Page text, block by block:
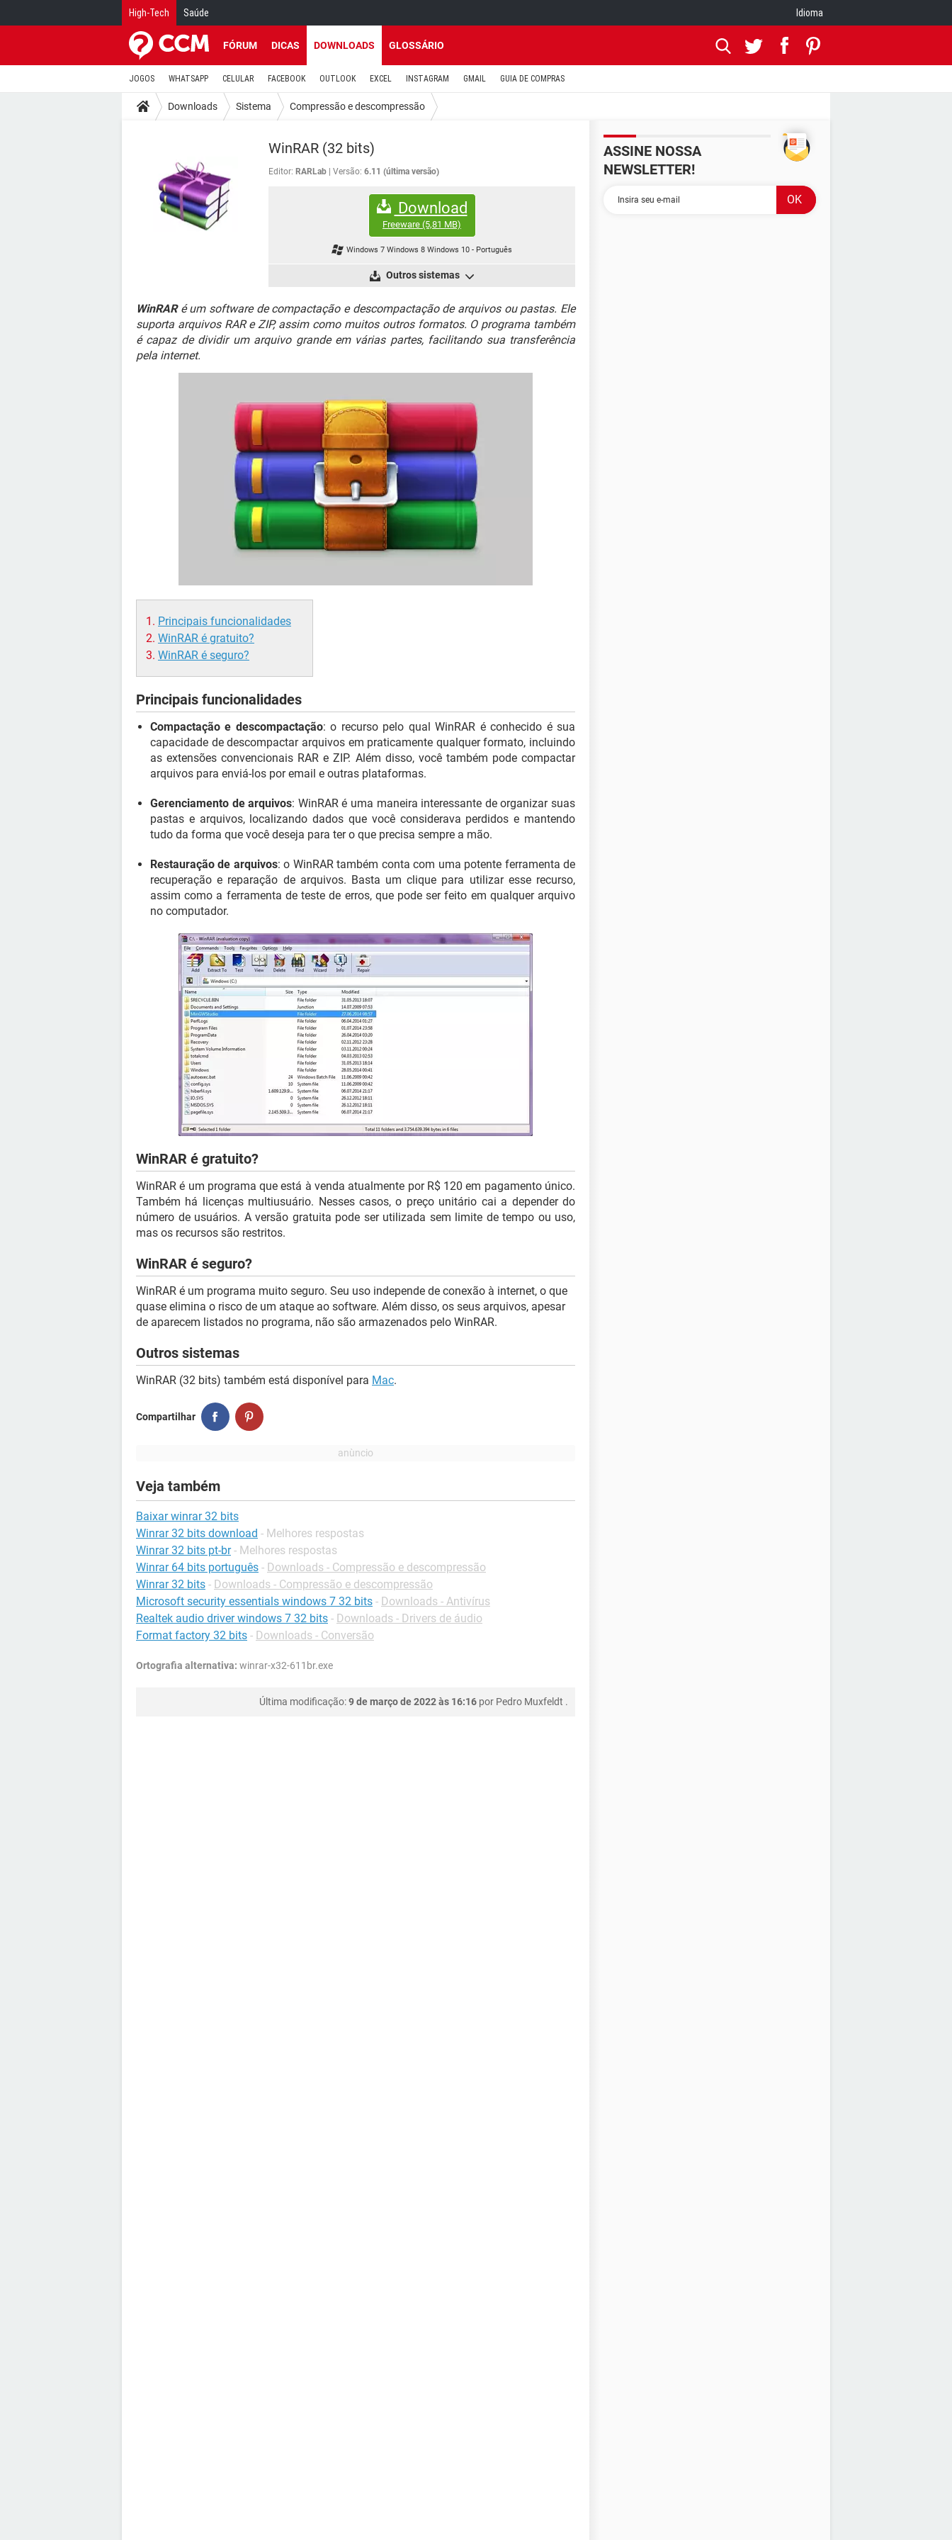
High-Tech Saúde Idioma
FÓRUM DICAS DOWNLOADS GLOSSÁRIO
JOGOS WHATSAPP CELULAR FACEBOOK OUTLOOK EXCEL INSTAGRAM GMAIL GUIA DE COMPRAS
Downloads Sistema Compressão e descompressão
WinRAR (32 bits)
Editor: RARLab Versão: 6.11 (última versão)
Download
Freeware (5,81 MB)
Windows 7 Windows 8 Windows 10 - Português
Outros sistemas
WinRARé um software de compactação e descompactação de arquivos ou pastas. Ele
suporta arquivos RAR e ZIP, assim como muitos outros formatos. O programa também
é capaz de dividir um arquivo grande em várias partes, facilitando sua transferência
pela internet.
Principais funcionalidades
WinRAR é gratuito?
WinRAR é seguro?
Principais funcionalidades
Compactação e descompactação: o recurso pelo qual WinRAR é conhecido é sua
capacidade de descompactar arquivos em praticamente qualquer formato, incluindo
as extensões convencionais RAR e ZIP. Além disso, você também pode compactar
arquivos para enviá-los por email e outras plataformas.
Gerenciamento de arquivos: WinRAR é uma maneira interessante de organizar suas
pastas e arquivos, localizando dados que você considerava perdidos e mantendo
tudo da forma que você deseja para ter o que precisa sempre a mão.
Restauração de arquivos: o WinRAR também conta com uma potente ferramenta de
recuperação e reparação de arquivos. Basta um clique para utilizar esse recurso,
assim como a ferramenta de teste de erros, que pode ser feito em qualquer arquivo
no computador.
WinRAR é gratuito?
WinRAR é um programa que está à venda atualmente por R$ 120 em pagamento único.
Também há licenças multiusuário. Nesses casos, o preço unitário cai a depender do
número de usuários. A versão gratuita pode ser utilizada sem limite de tempo ou uso,
mas os recursos são restritos.
WinRAR é seguro?
WinRAR é um programa muito seguro. Seu uso independe de conexão à internet, o que
quase elimina o risco de um ataque ao software. Além disso, os seus arquivos, apesar
de aparecem listados no programa, não são armazenados pelo WinRAR.
Outros sistemas
WinRAR (32 bits) também está disponível para Mac.
Compartilhar
Veja também
Baixar winrar 32 bits
Winrar 32 bits download - Melhores respostas
Winrar 32 bits pt-br - Melhores respostas
Winrar 64 bits português - Downloads - Compressão e descompressão
Winrar 32 bits - Downloads - Compressão e descompressão
Microsoft security essentials windows 7 32 bits - Downloads - Antivírus
Realtek audio driver windows 7 32 bits - Downloads - Drivers de áudio
Format factory 32 bits - Downloads - Conversão
Ortografia alternativa: winrar-x32-611br.exe
Última modificação:9 de março de 2022 às 16:16 por Pedro Muxfeldt .
ASSINE NOSSA
NEWSLETTER!